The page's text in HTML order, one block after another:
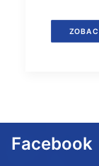
Facebook